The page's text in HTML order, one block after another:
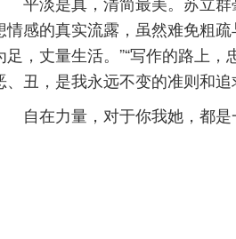
情感的真实流露，虽然难免粗
足，丈量生活。”“写作的路上
、丑，是我永远不变的准则和
自在力量，对于你我她，都是